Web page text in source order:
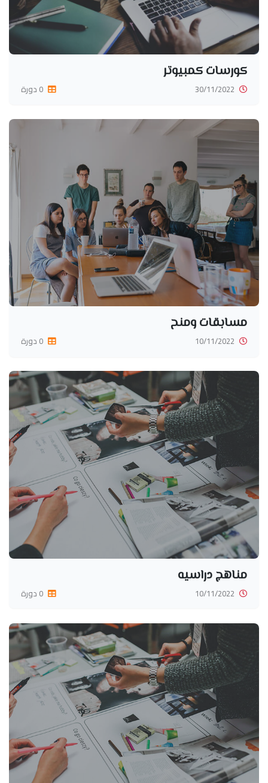
كورسات كمبيوتر
30/11/2022 0 دورة
مسابقات ومنح
10/11/2022 0 دورة
مناهج دراسيه
10/11/2022 0 دورة